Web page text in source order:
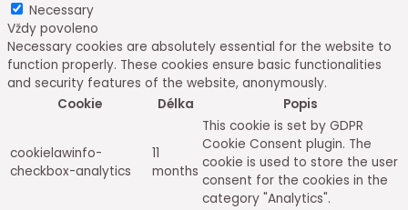
Necessary
Vždy povoleno
Necessary cookies are absolutely essential for the website to
function properly. These cookies ensure basic functionalities
and security features of the website, anonymously.
Cookie
Délka Popis
cookielawinfo-
checkbox-analytics
11
months
This cookie is set by GDPR
Cookie Consent plugin. The
cookie is used to store the user
consent for the cookies in the
category "Analytics".